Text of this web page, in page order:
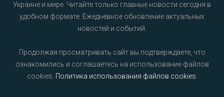
Украине и мире. Читайте только главные новости сегодня в
удобном формате. Ежедневное обновление актуальных
новостей и событий.
Продолжая просматривать сайт вы подтверждаете, что
ознакомились и соглашаетесь на использование файлов
cookies. Политика использования файлов cookies